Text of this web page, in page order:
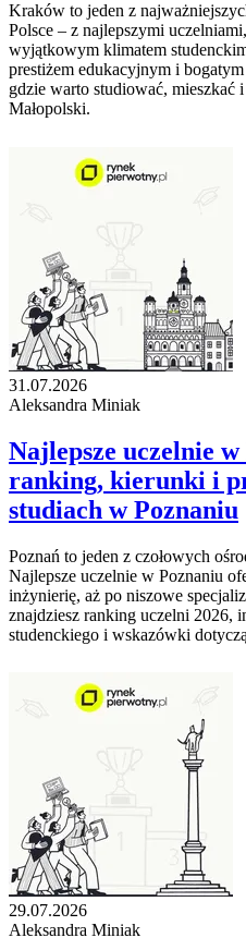
Kraków to jeden z
Polsce – z najlepszymi
wyjątkowym klimatem
prestiżem edukacyjnym i
gdzie warto studiować, mieszkać
Małopolski.
31.07.2026
Aleksandra Miniak
Najlepsze uczelnie
ranking, kierunki i
studiach w Poznaniu
Poznań to jeden z czołowych
Najlepsze uczelnie w Poznaniu
inżynierię, aż po niszowe
znajdziesz ranking uczelni 2026,
studenckiego i wskazówki
29.07.2026
Aleksandra Miniak